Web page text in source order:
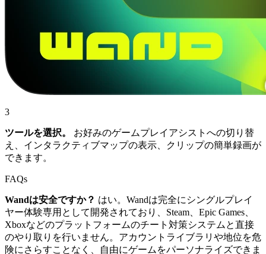
3
ツールを選択。
お好みのゲームプレイアシストへの切り替
え、インタラクティブマップの表示、クリップの簡単録画が
できます。
FAQs
Wandは安全ですか？ はい。Wandは完全にシングルプレイ
ヤー体験専用として開発されており、Steam、Epic Games、
Xboxなどのプラットフォームのチート対策システムと直接
のやり取りを行いません。アカウントライブラリや地位を危
険にさらすことなく、自由にゲームをパーソナライズできま